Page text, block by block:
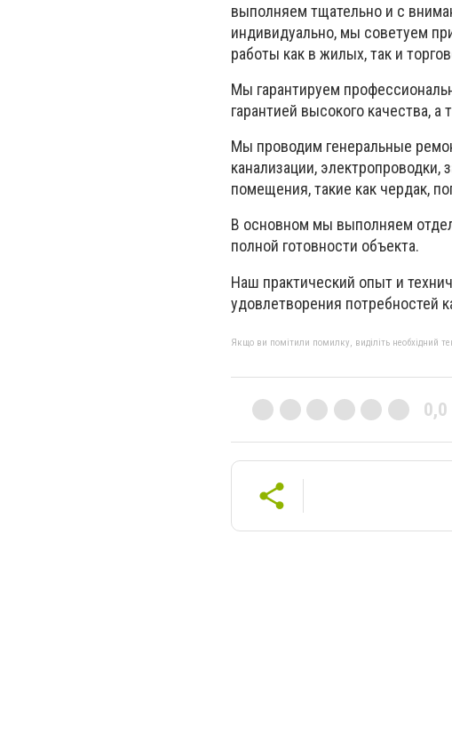
выполняем тщательно и с
индивидуально, мы советуем
работы как в жилых, так и
Мы гарантируем
гарантией высокого качества,
Мы проводим генеральные
канализации,
помещения, такие как чердак,
В основном мы выполняем
полной готовности объекта.
Наш практический опыт и
удовлетворения потребностей
Якщо ви помітили помилку, виділіть необхідний
0,0